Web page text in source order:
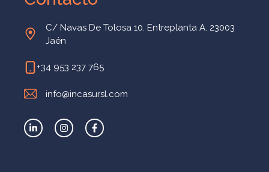
C/ Navas De Tolosa 10. Entreplanta A. 23003
Jaén
+34 953 237 765
info@incasursl.com